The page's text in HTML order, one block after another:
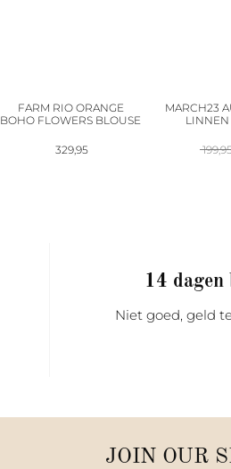
FARM RIO ORANGE
BOHO FLOWERS BLOUSE
329,95
MARCH23
14
Niet goed, geld
JOIN OUR